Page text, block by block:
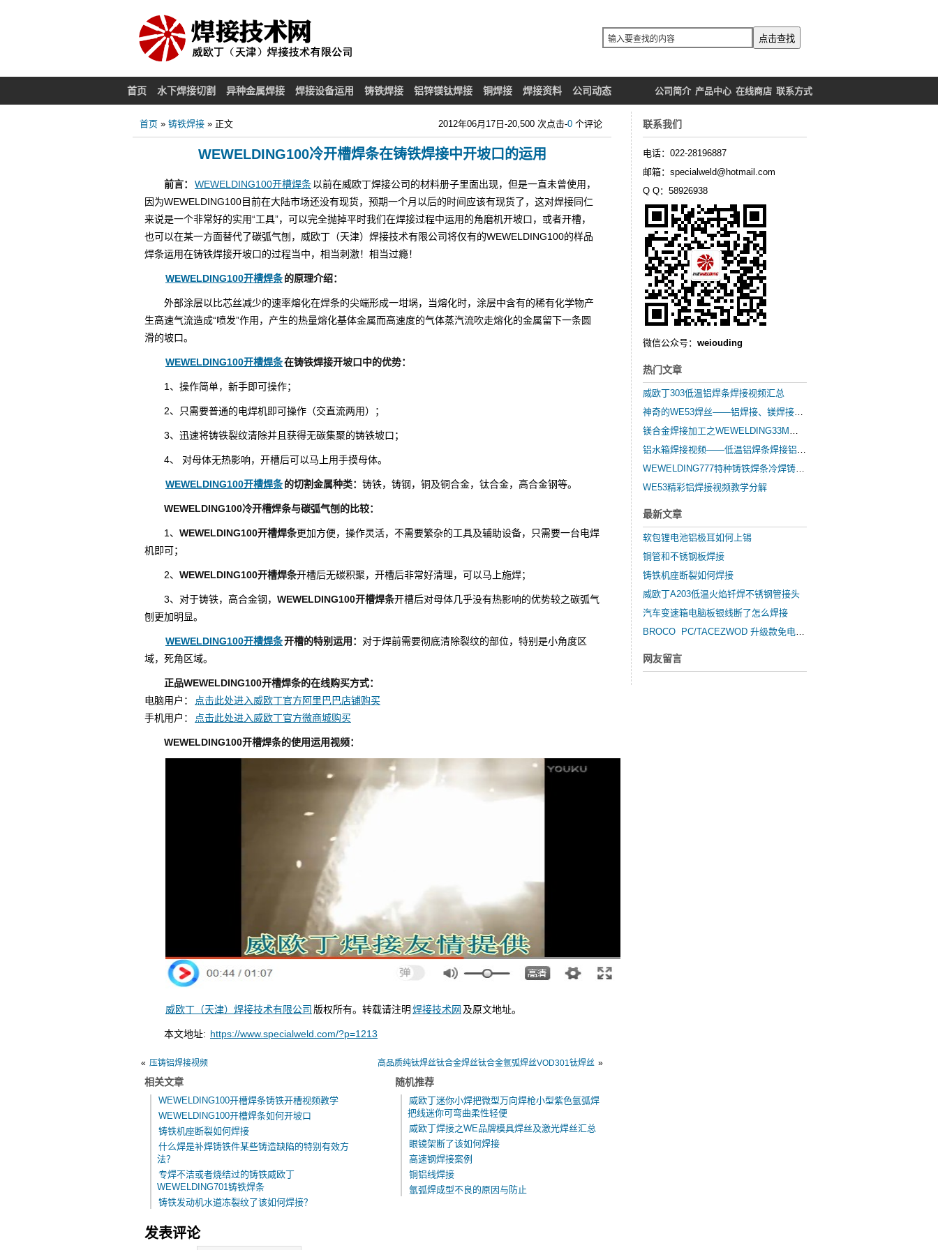
首页 水下焊接切割 异种金属焊接 焊接设备运用 铸铁焊接 铝锌镁钛焊接 铜焊接 焊接资料 公司动态 公司简介 产品中心 在线商店 联系方式
首页 » 铸铁焊接 » 正文 2012年06月17日-20,500 次点击-0 个评论
WEWELDING100冷开槽焊条在铸铁焊接中开坡口的运用
前言： WEWELDING100开槽焊条以前在威欧丁焊接公司的材料册子里面出现，但是一直未曾使用，
因为WEWELDING100目前在大陆市场还没有现货，预期一个月以后的时间应该有现货了，这对焊接同仁
来说是一个非常好的实用“工具”，可以完全抛掉平时我们在焊接过程中运用的角磨机开坡口，或者开槽，
也可以在某一方面替代了碳弧气刨，威欧丁（天津）焊接技术有限公司将仅有的WEWELDING100的样品
焊条运用在铸铁焊接开坡口的过程当中，相当刺激！相当过瘾！
WEWELDING100开槽焊条的原理介绍：
外部涂层以比芯丝减少的速率熔化在焊条的尖端形成一坩埚，当熔化时，涂层中含有的稀有化学物产
生高速气流造成“喷发”作用，产生的热量熔化基体金属而高速度的气体蒸汽流吹走熔化的金属留下一条圆
滑的坡口。
WEWELDING100开槽焊条在铸铁焊接开坡口中的优势：
1、操作简单，新手即可操作；
2、只需要普通的电焊机即可操作（交直流两用）；
3、迅速将铸铁裂纹清除并且获得无碳集聚的铸铁坡口；
4、 对母体无热影响，开槽后可以马上用手摸母体。
WEWELDING100开槽焊条的切割金属种类： 铸铁，铸钢，铜及铜合金，钛合金，高合金钢等。
WEWELDING100冷开槽焊条与碳弧气刨的比较：
1、 WEWELDING100开槽焊条更加方便，操作灵活，不需要繁杂的工具及辅助设备，只需要一台电焊
机即可；
2、 WEWELDING100开槽焊条开槽后无碳积聚，开槽后非常好清理，可以马上施焊；
3、对于铸铁，高合金钢， WEWELDING100开槽焊条开槽后对母体几乎没有热影响的优势较之碳弧气
刨更加明显。
WEWELDING100开槽焊条开槽的特别运用： 对于焊前需要彻底清除裂纹的部位，特别是小角度区
域，死角区域。
正品WEWELDING100开槽焊条的在线购买方式：
电脑用户：
点击此处进入威欧丁官方阿里巴巴店铺购买
手机用户：
点击此处进入威欧丁官方微商城购买
WEWELDING100开槽焊条的使用运用视频：
威欧丁（天津）焊接技术有限公司 版权所有。转载请注明 焊接技术网 及原文地址。
本文地址: https://www.specialweld.com/?p=1213
« 压铸铝焊接视频 高品质纯钛焊丝钛合金焊丝钛合金氩弧焊丝VOD301钛焊丝 »
相关文章
WEWELDING100开槽焊条铸铁开槽视频教学
WEWELDING100开槽焊条如何开坡口
铸铁机座断裂如何焊接
什么焊是补焊铸铁件某些铸造缺陷的特别有效方
法？
专焊不洁或者烧结过的铸铁威欧丁
WEWELDING701铸铁焊条
铸铁发动机水道冻裂纹了该如何焊接？
随机推荐
威欧丁迷你小焊把微型万向焊枪小型紫色氩弧焊
把线迷你可弯曲柔性轻便
威欧丁焊接之WE品牌模具焊丝及激光焊丝汇总
眼镜架断了该如何焊接
高速钢焊接案例
铜铝线焊接
氩弧焊成型不良的原因与防止
发表评论
联系我们
电话：022-28196887
邮箱：specialweld@hotmail.com
Q Q：58926938
微信公众号： weiouding
热门文章
威欧丁303低温铝焊条焊接视频汇总
神奇的WE53焊丝——铝焊接、镁焊接、锌焊接
镁合金焊接加工之WEWELDING33M镁合金焊丝的简要介绍
铝水箱焊接视频——低温铝焊条焊接铝水箱
WEWELDING777特种铸铁焊条冷焊铸铁发动机缸体基座
WE53精彩铝焊接视频教学分解
最新文章
软包锂电池铝极耳如何上锡
铜管和不锈钢板焊接
铸铁机座断裂如何焊接
威欧丁A203低温火焰钎焊不锈钢管接头
汽车变速箱电脑板银线断了怎么焊接
BROCO PC/TACEZWOD 升级款免电金属弧水陆两用便携切割器
网友留言